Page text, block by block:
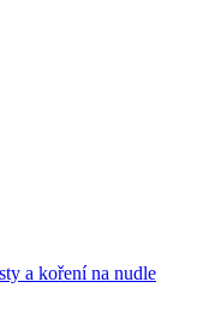
a koření na nudle